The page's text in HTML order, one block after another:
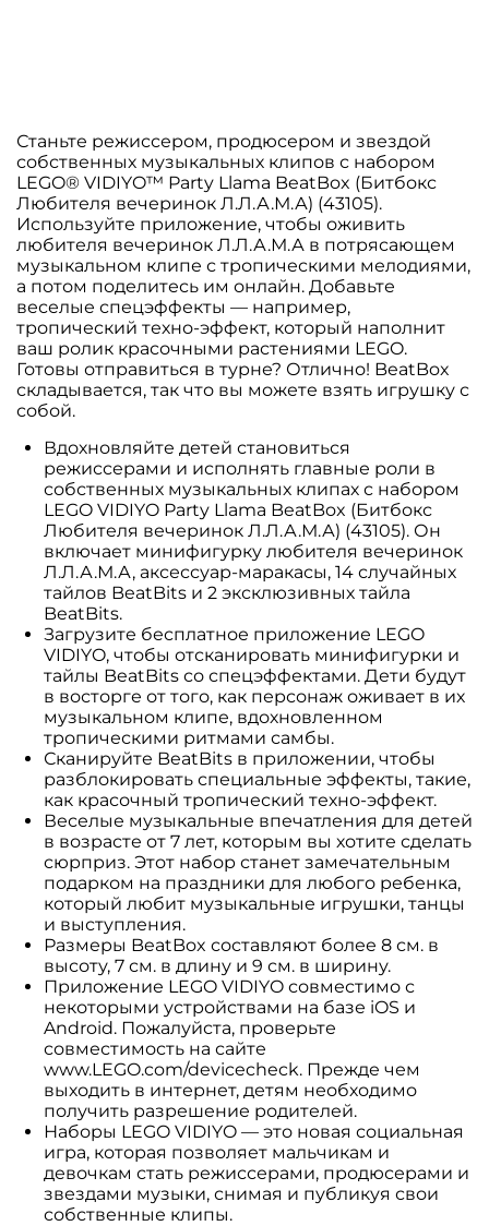
Станьте режиссером, продюсером и звездой
собственных музыкальных клипов с набором
LEGO® VIDIYO™ Party Llama BeatBox (Битбокс
Любителя вечеринок Л.Л.А.М.А) (43105).
Используйте приложение, чтобы оживить
любителя вечеринок Л.Л.А.М.А в потрясающем
музыкальном клипе с тропическими мелодиями,
а потом поделитесь им онлайн. Добавьте
веселые спецэффекты — например,
тропический техно-эффект, который наполнит
ваш ролик красочными растениями LEGO.
Готовы отправиться в турне? Отлично! BeatBox
складывается, так что вы можете взять игрушку с
собой.
Вдохновляйте детей становиться
режиссерами и исполнять главные роли в
собственных музыкальных клипах с набором
LEGO VIDIYO Party Llama BeatBox (Битбокс
Любителя вечеринок Л.Л.А.М.А) (43105). Он
включает минифигурку любителя вечеринок
Л.Л.А.М.А, аксессуар-маракасы, 14 случайных
тайлов BeatBits и 2 эксклюзивных тайла
BeatBits.
Загрузите бесплатное приложение LEGO
VIDIYO, чтобы отсканировать минифигурки и
тайлы BeatBits со спецэффектами. Дети будут
в восторге от того, как персонаж оживает в их
музыкальном клипе, вдохновленном
тропическими ритмами самбы.
Сканируйте BeatBits в приложении, чтобы
разблокировать специальные эффекты, такие,
как красочный тропический техно-эффект.
Веселые музыкальные впечатления для детей
в возрасте от 7 лет, которым вы хотите сделать
сюрприз. Этот набор станет замечательным
подарком на праздники для любого ребенка,
который любит музыкальные игрушки, танцы
и выступления.
Размеры BeatBox составляют более 8 см. в
высоту, 7 см. в длину и 9 см. в ширину.
Приложение LEGO VIDIYO совместимо с
некоторыми устройствами на базе iOS и
Android. Пожалуйста, проверьте
совместимость на сайте
www.LEGO.com/devicecheck. Прежде чем
выходить в интернет, детям необходимо
получить разрешение родителей.
Наборы LEGO VIDIYO — это новая социальная
игра, которая позволяет мальчикам и
девочкам стать режиссерами, продюсерами и
звездами музыки, снимая и публикуя свои
собственные клипы.